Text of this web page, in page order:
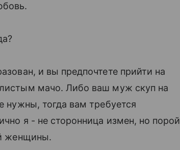
и вы предпочтете прийти на
мачо. Либо ваш муж скуп на
тогда вам требуется
я - не сторонница измен, но порой
женщины.